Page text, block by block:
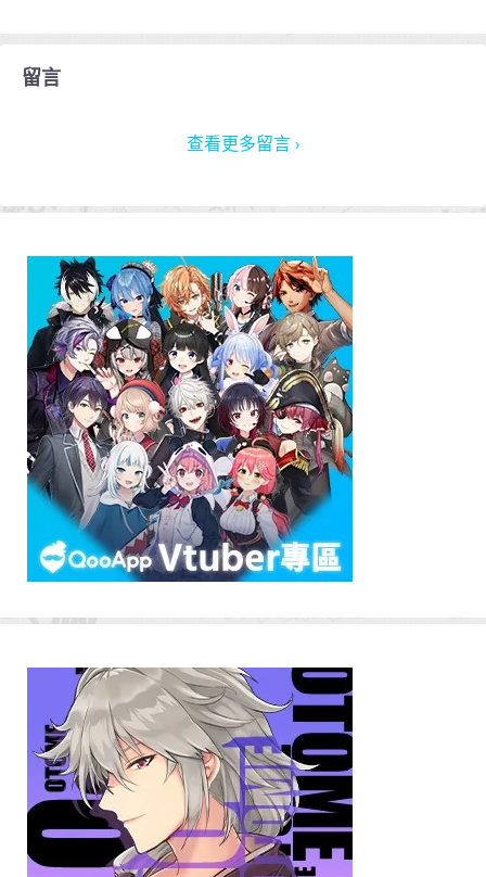
留言
查看更多留言 ›